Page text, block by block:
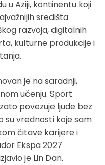
u Aziji, kontinentu koji
središta
razvoja, digitalnih
kulturne produkcije i
je na saradnji,
učenju. Sport
povezuje ljude bez
su vrednosti koje sam
čitave karijere i
Ekspa 2027
je Lin Dan.